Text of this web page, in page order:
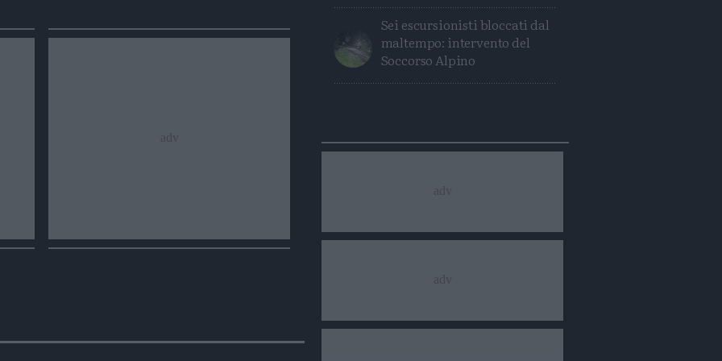
Sei escursionisti bloccati dal
maltempo: intervento del
Soccorso Alpino